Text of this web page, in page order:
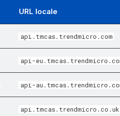
URL locale
api.tmcas.trendmicro.com
api-
api-
api.tmcas.trendmicro.co.uk